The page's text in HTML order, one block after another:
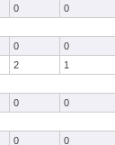
0 0
0 0
2 1
0 0
0 0